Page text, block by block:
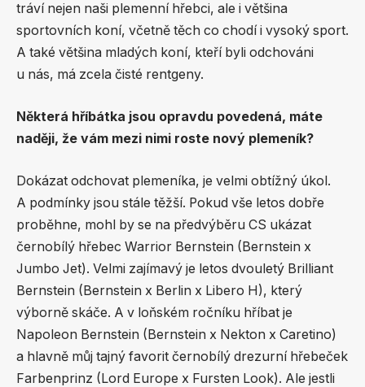
tráví nejen naši plemenní hřebci, ale i většina
sportovních koní, včetně těch co chodí i vysoký sport.
A také většina mladých koní, kteří byli odchováni
u nás, má zcela čisté rentgeny.
Některá hříbátka jsou opravdu povedená, máte
naději, že vám mezi nimi roste nový plemeník?
Dokázat odchovat plemeníka, je velmi obtížný úkol.
A podmínky jsou stále těžší. Pokud vše letos dobře
proběhne, mohl by se na předvýběru CS ukázat
černobílý hřebec Warrior Bernstein (Bernstein x
Jumbo Jet). Velmi zajímavý je letos dvouletý Brilliant
Bernstein (Bernstein x Berlin x Libero H), který
výborně skáče. A v loňském ročníku hříbat je
Napoleon Bernstein (Bernstein x Nekton x Caretino)
a hlavně můj tajný favorit černobílý drezurní hřebeček
Farbenprinz (Lord Europe x Fursten Look). Ale jestli